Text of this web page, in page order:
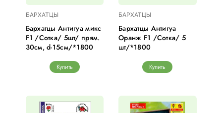
БАРХАТЦЫ
Бархатцы Антигуа микс
F1 /Сотка/ 5шт/ прям.
30см, d-15см/*1800
Купить
БАРХАТЦЫ
Бархатцы Антигуа
Оранж F1 /Сотка/ 5
шт/*1800
Купить